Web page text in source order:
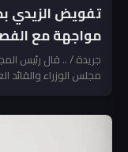
تفويض الزيدي
مواجهة مع
جريدة / .. قال رئيس
مجلس الوزراء والقائد